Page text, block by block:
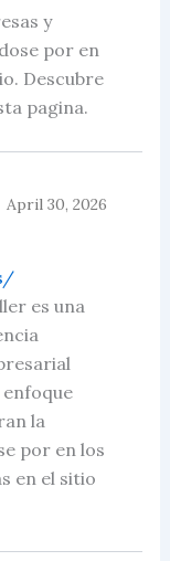
y
por en
Descubre
pagina.
April 30, 2026
es una
la
por en los
en el sitio